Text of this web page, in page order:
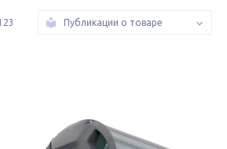
Публикации о товаре